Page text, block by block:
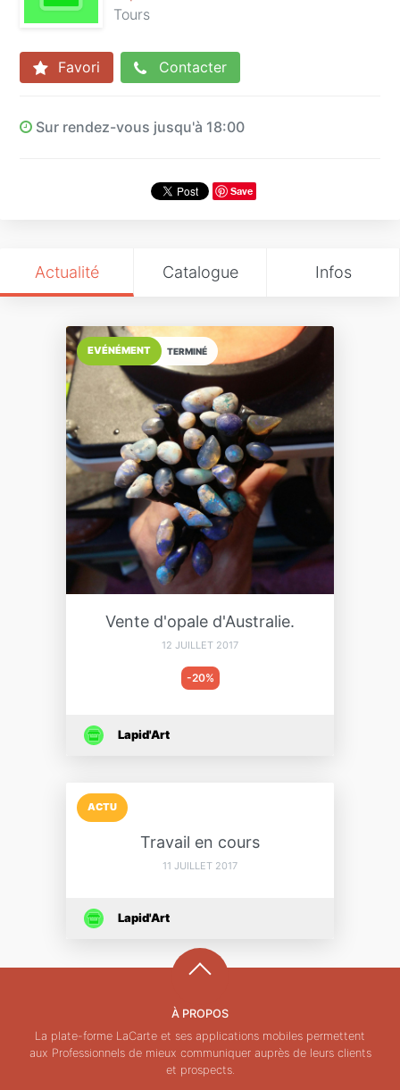
Tours
Favori Contacter
Sur rendez-vous jusqu'à 18:00
Save
Actualité Catalogue Infos
TERMINÉ
EVÉNÉMENT
Vente d'opale d'Australie.
12 JUILLET 2017
-20%
Lapid'Art
ACTU
Travail en cours
11 JUILLET 2017
Lapid'Art
À PROPOS
La plate-forme LaCarte et ses applications mobiles permettent
aux Professionnels de mieux communiquer auprès de leurs clients
et prospects.